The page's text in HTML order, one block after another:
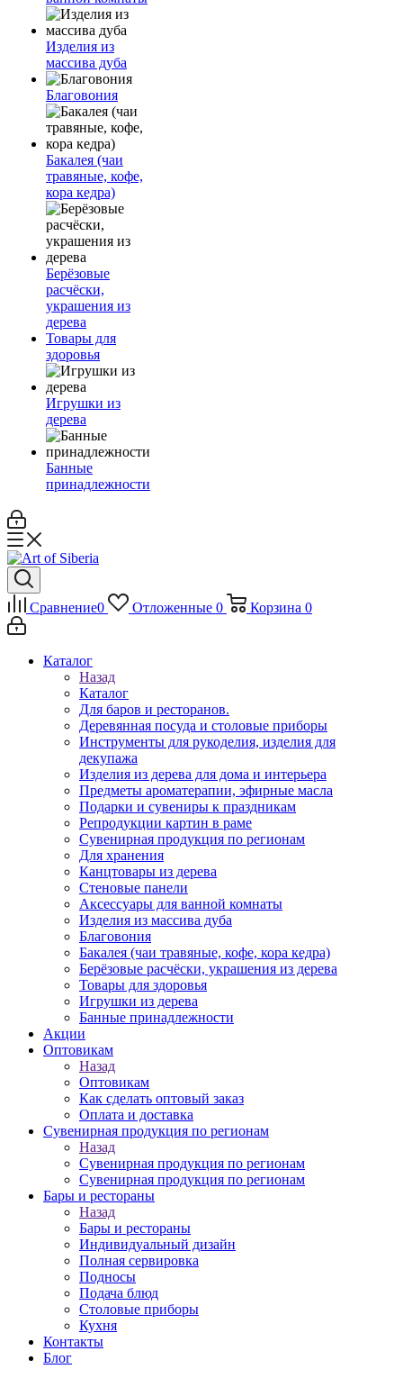
Изделия из
массива дуба
Благовония
Бакалея (чаи
травяные, кофе,
кора кедра)
Берёзовые
расчёски,
украшения из
дерева
Товары для
здоровья
Игрушки из
дерева
Банные
принадлежности
Сравнение0 Отложенные 0 Корзина 0
Каталог
Назад
Каталог
Для баров и ресторанов.
Деревянная посуда и столовые приборы
Инструменты для рукоделия, изделия для
декупажа
Изделия из дерева для дома и интерьера
Предметы ароматерапии, эфирные масла
Подарки и сувениры к праздникам
Репродукции картин в раме
Сувенирная продукция по регионам
Для хранения
Канцтовары из дерева
Стеновые панели
Аксессуары для ванной комнаты
Изделия из массива дуба
Благовония
Бакалея (чаи травяные, кофе, кора кедра)
Берёзовые расчёски, украшения из дерева
Товары для здоровья
Игрушки из дерева
Банные принадлежности
Акции
Оптовикам
Назад
Оптовикам
Как сделать оптовый заказ
Оплата и доставка
Сувенирная продукция по регионам
Назад
Сувенирная продукция по регионам
Сувенирная продукция по регионам
Бары и рестораны
Назад
Бары и рестораны
Индивидуальный дизайн
Полная сервировка
Подносы
Подача блюд
Столовые приборы
Кухня
Контакты
Блог